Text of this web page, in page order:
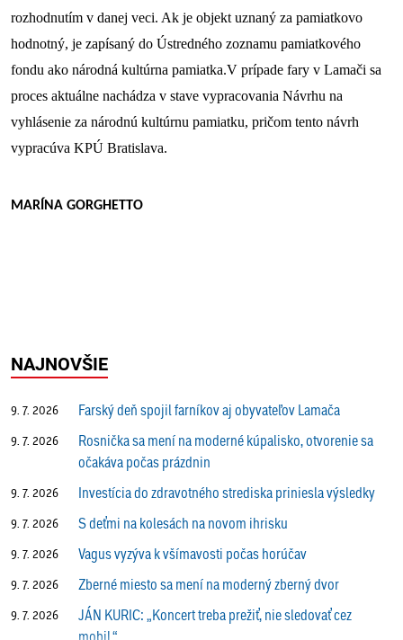
rozhodnutím v danej veci. Ak je objekt uznaný za pamiatkovo
hodnotný, je zapísaný do Ústredného zoznamu pamiatkového
fondu ako národná kultúrna pamiatka.V prípade fary v Lamači sa
proces aktuálne nachádza v stave vypracovania Návrhu na
vyhlásenie za národnú kultúrnu pamiatku, pričom tento návrh
vypracúva KPÚ Bratislava.
MARÍNA GORGHETTO
NAJNOVŠIE
9. 7. 2026 Farský deň spojil farníkov aj obyvateľov Lamača
9. 7. 2026
Rosnička sa mení na moderné kúpalisko, otvorenie sa
očakáva počas prázdnin
9. 7. 2026 Investícia do zdravotného strediska priniesla výsledky
9. 7. 2026 S deťmi na kolesách na novom ihrisku
9. 7. 2026 Vagus vyzýva k všímavosti počas horúčav
9. 7. 2026 Zberné miesto sa mení na moderný zberný dvor
9. 7. 2026
JÁN KURIC: „Koncert treba prežiť, nie sledovať cez
mobil.“